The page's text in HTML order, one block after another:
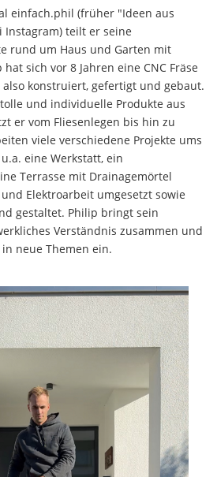
einfach.phil (früher "Ideen aus
Instagram) teilt er seine
rund um Haus und Garten mit
sich vor 8 Jahren eine CNC Fräse
konstruiert, gefertigt und gebaut.
und individuelle Produkte aus
er vom Fliesenlegen bis hin zu
viele verschiedene Projekte ums
eine Werkstatt, ein
Terrasse mit Drainagemörtel
Elektroarbeit umgesetzt sowie
gestaltet. Philip bringt sein
Verständnis zusammen und
neue Themen ein.